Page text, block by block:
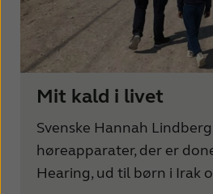
Mit kald i livet
Svenske Hannah
høreapparater, der er
Hearing, ud til børn i Irak